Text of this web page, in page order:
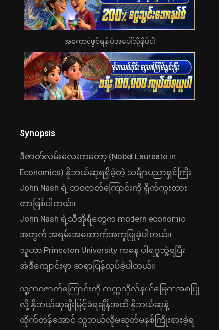
အကောင့်ဖွင့်ရန် ပုံအပေါ်သို့နှိပ်ပါ
Synopsis
ဒီဇာတ်လမ်းလေးကတော့ (Nobel Laureate in
Economics) နိုဘယ်ဆုရရှိခဲ့တဲ့ သင်္ချာပညာရှင်ကြီး
John Nash ရဲ့ ဘဝဇာတ်ကြောင်းကို ရိုက်ကူးထား
တာဖြစ်ပါတယ်။
John Nash ရဲ့သီအိုရီတွေက modern economic
အတွက် အရမ်းအထောက်အကူပြုခဲ့ပါတယ်။
သူဟာ Princeton University ကနေ ပါရဂူဘွဲ့ရပြီး
အဲဒီကျောင်းမှာ ဆရာပြန်လုပ်ခဲ့ပါတယ်။
သူ့ဘဝဇာတ်ကြောင်းကို တက္ကသိုလ်နယ်မြေကအစပြု
လို့ နိုဘယ်ဆုချီးမြှင့်ခံရချိန်အထိ နိုဘယ်ဆုနဲ့
ထိုက်တန်အောင် သူဘယ်လိုမဆုတ်မနစ်ကြိုးစားခဲ့ရ